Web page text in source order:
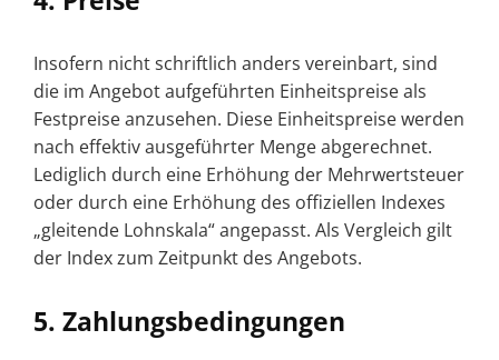
Insofern nicht schriftlich anders vereinbart, sind
die im Angebot aufgeführten Einheitspreise als
Festpreise anzusehen. Diese Einheitspreise werden
nach effektiv ausgeführter Menge abgerechnet.
Lediglich durch eine Erhöhung der Mehrwertsteuer
oder durch eine Erhöhung des offiziellen Indexes
„gleitende Lohnskala“ angepasst. Als Vergleich gilt
der Index zum Zeitpunkt des Angebots.
5. Zahlungsbedingungen